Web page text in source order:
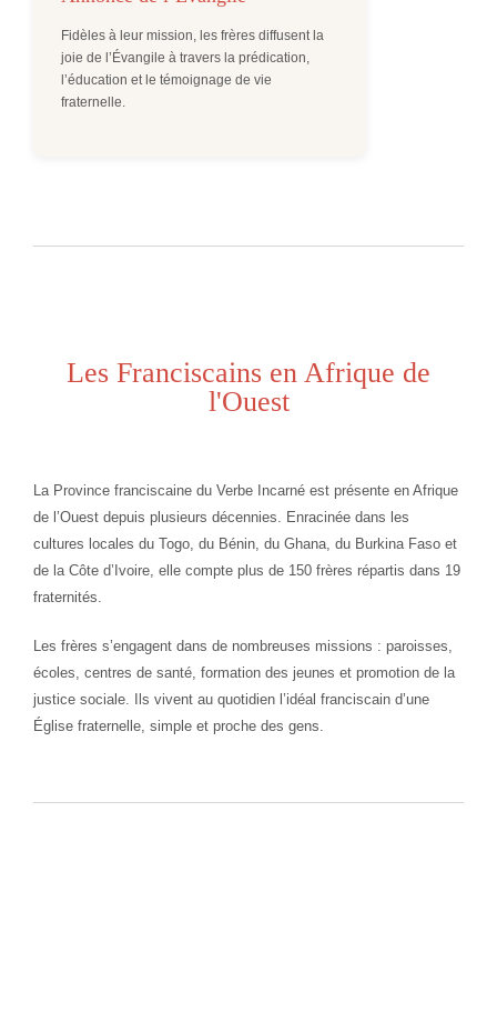
Fidèles à leur mission, les frères diffusent la
joie de l’Évangile à travers la prédication,
l’éducation et le témoignage de vie
fraternelle.
Les Franciscains en Afrique de
l'Ouest
La Province franciscaine du Verbe Incarné est présente en Afrique
de l’Ouest depuis plusieurs décennies. Enracinée dans les
cultures locales du Togo, du Bénin, du Ghana, du Burkina Faso et
de la Côte d’Ivoire, elle compte plus de 150 frères répartis dans 19
fraternités.
Les frères s’engagent dans de nombreuses missions : paroisses,
écoles, centres de santé, formation des jeunes et promotion de la
justice sociale. Ils vivent au quotidien l’idéal franciscain d’une
Église fraternelle, simple et proche des gens.